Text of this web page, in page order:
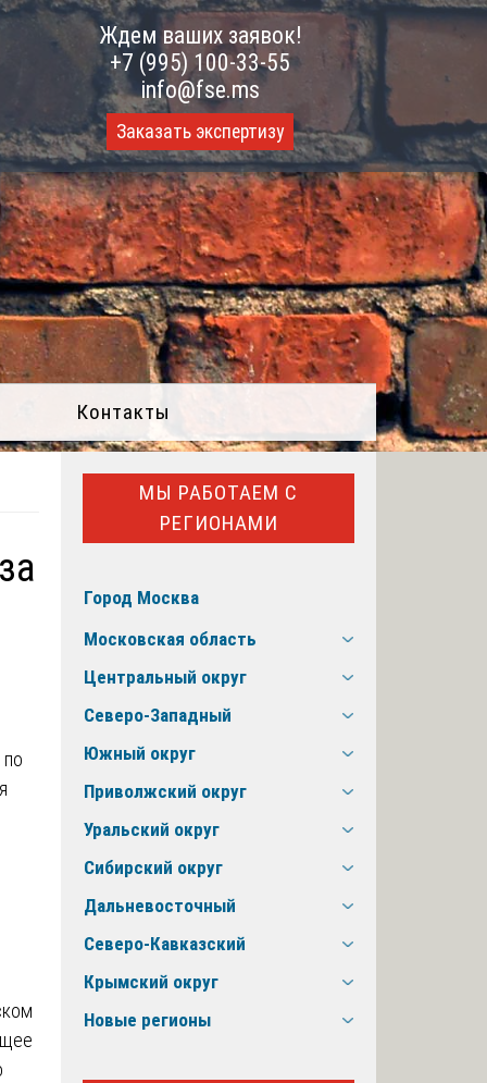
Ждем ваших заявок!
+7 (995) 100-33-55
info@fse.ms
Заказать экспертизу
Контакты
МЫ РАБОТАЕМ С
РЕГИОНАМИ
Город Москва
Московская область
Центральный округ
Северо-Западный
Южный округ
Приволжский округ
Уральский округ
Сибирский округ
Дальневосточный
Северо-Кавказский
Крымский округ
Новые регионы